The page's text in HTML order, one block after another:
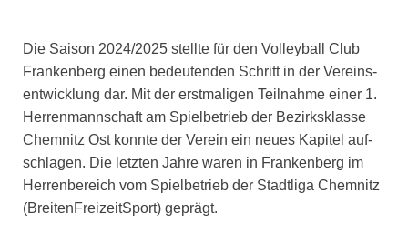
Die Sai­son 2024/2025 stell­te für den Vol­ley­ball Club
Fran­ken­berg einen bedeu­ten­den Schritt in der Ver­eins­
ent­wick­lung dar. Mit der erst­ma­li­gen Teil­nah­me einer 1.
Her­ren­mann­schaft am Spiel­be­trieb der Bezirks­klas­se
Chem­nitz Ost konn­te der Ver­ein ein neu­es Kapi­tel auf­
schla­gen. Die letz­ten Jah­re waren in Fran­ken­berg im
Her­ren­be­reich vom Spiel­be­trieb der Stadt­li­ga Chem­nitz
(Brei­ten­Frei­zeit­Sport) geprägt.